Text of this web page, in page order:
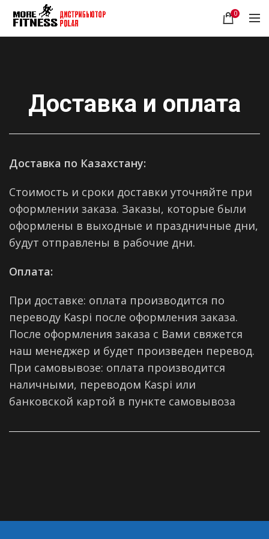
0
Доставка и оплата
Доставка по Казахстану:
Стоимость и сроки доставки уточняйте при
оформлении заказа. Заказы, которые были
оформлены в выходные и праздничные дни,
будут отправлены в рабочие дни.
Оплата:
При доставке: оплата производится по
переводу Kaspi после оформления заказа.
После оформления заказа с Вами свяжется
наш менеджер и будет произведен перевод.
При самовывозе: оплата производится
наличными, переводом Kaspi или
банковской картой в пункте самовывоза